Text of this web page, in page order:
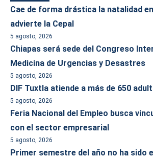
Cae de forma drástica la natalidad
advierte la Cepal
5 agosto, 2026
Chiapas será sede del Congreso
Medicina de Urgencias y Desastres
5 agosto, 2026
DIF Tuxtla atiende a más de 650
5 agosto, 2026
Feria Nacional del Empleo busca
con el sector empresarial
5 agosto, 2026
Primer semestre del año no ha sido